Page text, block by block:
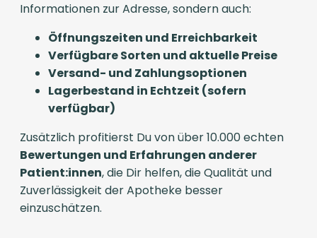
Informationen zur Adresse, sondern auch:
Öffnungszeiten und Erreichbarkeit
Verfügbare Sorten und aktuelle Preise
Versand- und Zahlungsoptionen
Lagerbestand in Echtzeit (sofern
verfügbar)
Zusätzlich profitierst Du von über 10.000 echten
Bewertungen und Erfahrungen anderer
Patient:innen, die Dir helfen, die Qualität und
Zuverlässigkeit der Apotheke besser
einzuschätzen.